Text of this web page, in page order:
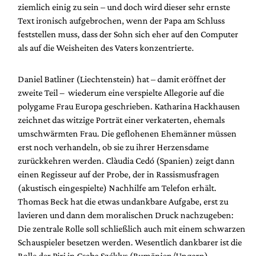
ziemlich einig zu sein – und doch wird dieser sehr ernste
Text ironisch aufgebrochen, wenn der Papa am Schluss
feststellen muss, dass der Sohn sich eher auf den Computer
als auf die Weisheiten des Vaters konzentrierte.
Daniel Batliner (Liechtenstein) hat – damit eröffnet der
zweite Teil – wiederum eine verspielte Allegorie auf die
polygame Frau Europa geschrieben. Katharina Hackhausen
zeichnet das witzige Porträt einer verkaterten, ehemals
umschwärmten Frau. Die geflohenen Ehemänner müssen
erst noch verhandeln, ob sie zu ihrer Herzensdame
zurückkehren werden. Clàudia Cedó (Spanien) zeigt dann
einen Regisseur auf der Probe, der in Rassismusfragen
(akustisch eingespielte) Nachhilfe am Telefon erhält.
Thomas Beck hat die etwas undankbare Aufgabe, erst zu
lavieren und dann dem moralischen Druck nachzugeben:
Die zentrale Rolle soll schließlich auch mit einem schwarzen
Schauspieler besetzen werden. Wesentlich dankbarer ist die